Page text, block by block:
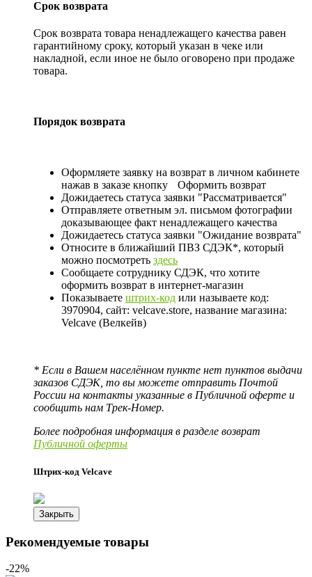
Срок возврата
Срок возврата товара ненадлежащего качества равен
гарантийному сроку, который указан в чеке или
накладной, если иное не было оговорено при продаже
товара.
Порядок возврата
Оформляете заявку на возврат в личном кабинете
нажав в заказе кнопку
Оформить возврат
Дожидаетесь статуса заявки "Рассматривается"
Отправляете ответным эл. письмом фотографии
доказывающее факт ненадлежащего качества
Дожидаетесь статуса заявки "Ожидание возврата"
Относите в ближайший ПВЗ СДЭК*, который
можно посмотреть здесь
Сообщаете сотруднику СДЭК, что хотите
оформить возврат в интернет-магазин
Показываете штрих-код или называете код:
3970904, сайт: velcave.store, название магазина:
Velcave (Велкейв)
* Если в Вашем населённом пункте нет пунктов выдачи
заказов СДЭК, то вы можете отправить Почтой
России на контакты указанные в Публичной оферте и
сообщить нам Трек-Номер.
Более подробная информация в разделе возврат
Публичной оферты
Штрих-код Velcave
Закрыть
Рекомендуемые товары
-22%